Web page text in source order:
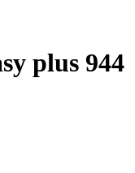
plus 944